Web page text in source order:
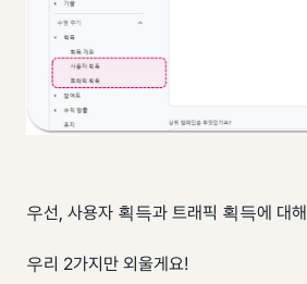
우선, 사용자 획득과 트래픽 획득에 대해
우리 2가지만 외울게요!